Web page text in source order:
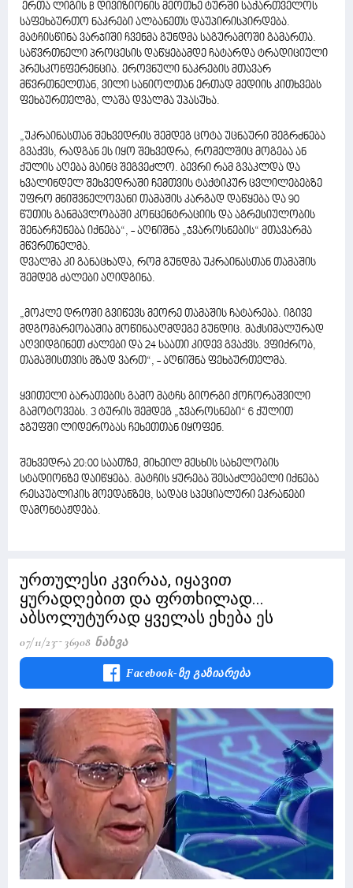
ერთა ლიგის B დივიზიონის მეოთხე ტურში საქართველოს
საფეხბურთო ნაკრები ალბანეთს დაუპირისპირდება.
მატჩისწინა ვარჯიში ჩვენმა გუნდმა საგურამოში გამართა.
საწვრთნელი პროცესის დაწყებამდე ჩატარდა ტრადიციული
პრესკონფერენცია. ეროვნული ნაკრების მთავარ
მწვრთნელთან, ვილი სანიოლთან ერთად მედიის კითხვებს
ფეხბურთელმა, ლაშა დვალმა უპასუხა.
„უკრაინასთან შეხვედრის შემდეგ ცოტა უცნაური შეგრძნება
გვაქვს, რადგან ეს იყო შეხვედრა, რომელშიც მოგება ან
ქულის აღება მაინც შეგვეძლო. ბევრი რამ გვაკლდა და
ხვალინდელ შეხვედრაში ჩემთვის ტაქტიკურ ცვლილებებზე
უფრო მნიშვნელოვანი თამაშის კარგად დაწყება და 90
წუთის განმავლობაში კონცენტრაციის და აგრესიულობის
შენარჩუნება იქნება“, - აღნიშნა „ჯვაროსნების“ მთავარმა
მწვრთნელმა.
დვალმა კი განაცხადა, რომ გუნდმა უკრაინასთან თამაშის
შემდეგ ძალები აღიდგინა.
„მოკლე დროში გვიწევს მეორე თამაშის ჩატარება. იგივე
მდგომარეობაშია მოწინააღმდეგე გუნდიც. მაქსიმალურად
აღვიდგინეთ ძალები და 24 საათი კიდევ გვაქვს. ვფიქრობ,
თამაშისთვის მზად ვართ“, - აღნიშნა ფეხბურთელმა.
ყვითელი ბარათების გამო მატჩს გიორგი ქოჩორაშვილი
გამოტოვებს. 3 ტურის შემდეგ „ჯვაროსნები“ 6 ქულით
ჯგუფში ლიდერობას ჩეხეთთან იყოფენ.
შეხვედრა 20:00 საათზე, მიხეილ მესხის სახელობის
სტადიონზე დაიწყება. მატჩის ყურება შესაძლებელი იქნება
რესპუბლიკის მოედანზეც, სადაც სპეციალური ეკრანები
დამონტაჟდება.
ურთულესი კვირაა, იყავით
ყურადღებით და ფრთხილად...
აბსოლუტურად ყველას ეხება ეს
07/11/23 36908 Ნახვა
Facebook-Ზე Გაზიარება